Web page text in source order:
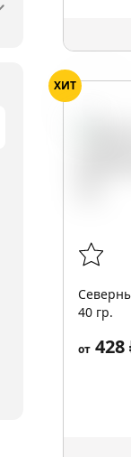
ХИТ
40 гр.
от 428